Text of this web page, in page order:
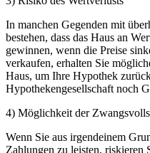
In manchen Gegenden mit
bestehen, dass das Haus an
gewinnen, wenn die Preise
verkaufen, erhalten Sie
Haus, um Ihre Hypothek
Hypothekengesellschaft noch
4) Möglichkeit der
Wenn Sie aus irgendeinem
Zahlungen zu leisten, riskieren